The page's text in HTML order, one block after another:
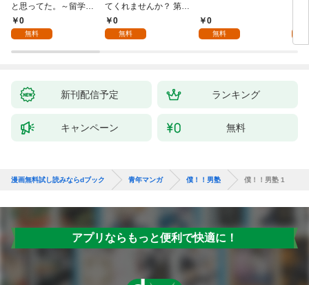
と思ってた。～留学し
た僕の留守中に、一途
な彼女が汚されるまで
0
無料
てくれませんか？ 第1
話0
無料
0
無料
新刊配信予定 ランキング
キャンペーン 無料
漫画無料試し読みならdブック 青年マンガ 僕！！男塾 僕！！男塾 1
アプリならもっと便利で快適に！